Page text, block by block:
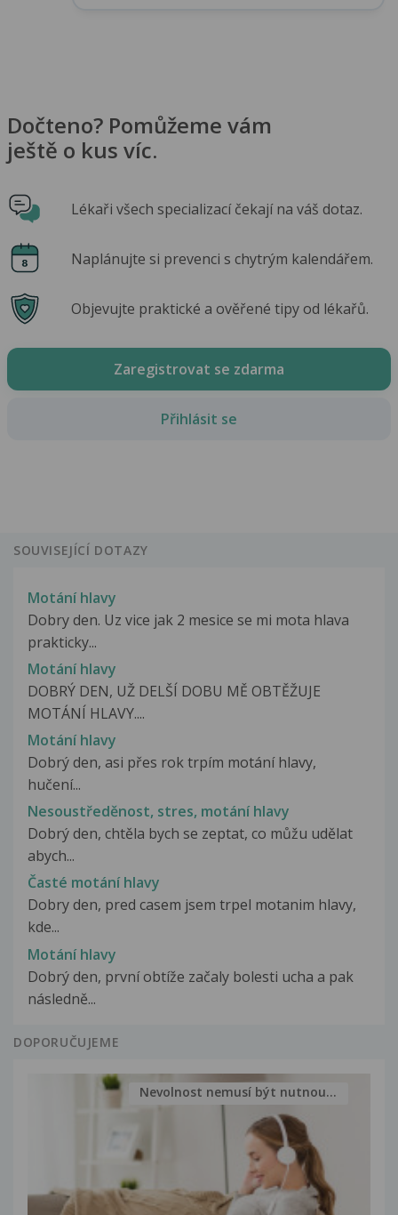
Dočteno? Pomůžeme vám
ještě o kus víc.
Lékaři všech specializací čekají na váš dotaz.
Naplánujte si prevenci s chytrým kalendářem.
Objevujte praktické a ověřené tipy od lékařů.
Zaregistrovat se zdarma
Přihlásit se
SOUVISEJÍCÍ DOTAZY
Motání hlavy
Dobry den. Uz vice jak 2 mesice se mi mota hlava
prakticky...
Motání hlavy
DOBRÝ DEN, UŽ DELŠÍ DOBU MĚ OBTĚŽUJE
MOTÁNÍ HLAVY....
Motání hlavy
Dobrý den, asi přes rok trpím motání hlavy,
hučení...
Nesoustředěnost, stres, motání hlavy
Dobrý den, chtěla bych se zeptat, co můžu udělat
abych...
Časté motání hlavy
Dobry den, pred casem jsem trpel motanim hlavy,
kde...
Motání hlavy
Dobrý den, první obtíže začaly bolesti ucha a pak
následně...
DOPORUČUJEME
Nevolnost nemusí být nutnou...